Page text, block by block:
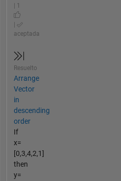
| 1
aceptada
Resuelto
Arrange
Vector
in
descending
order
If
x=
[0,3,4,2,1]
then
y=